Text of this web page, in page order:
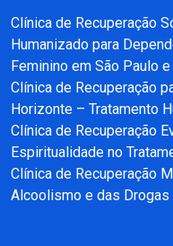
Clínica de Recuperação
Humanizado para
Feminino em São Paulo
Clínica de Recuperação
Horizonte – Tratamento
Clínica de Recuperação
Espiritualidade no
Clínica de Recuperação
Alcoolismo e das Drogas